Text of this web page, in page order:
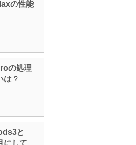
の性能
の処理
は？
と
して、